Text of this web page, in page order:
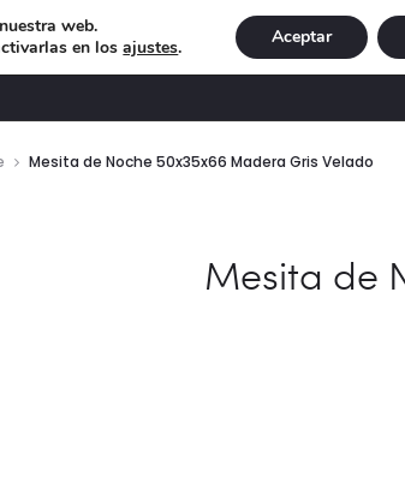
ILUMINACIÓN NAVIDAD
Mesita de Noche 50x35x66 Madera Gris Velado
Mesita de
web.
en losajustes. Aceptar